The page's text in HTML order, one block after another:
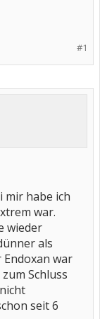
#1
mir habe ich
war.
wieder
als
war
Schluss
seit 6